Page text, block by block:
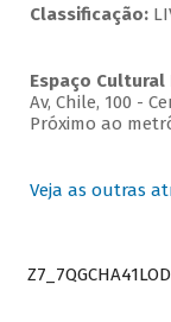
Classificação:
Espaço Cultural
Av, Chile, 100 -
Próximo ao
Veja as outras